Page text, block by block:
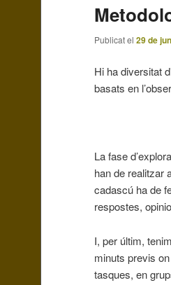
Publicat el 29 de
Hi ha diversitat
basats en
La fase
han de realitzar
cadascú ha de
respostes,
I, per últim,
minuts previs
tasques, en